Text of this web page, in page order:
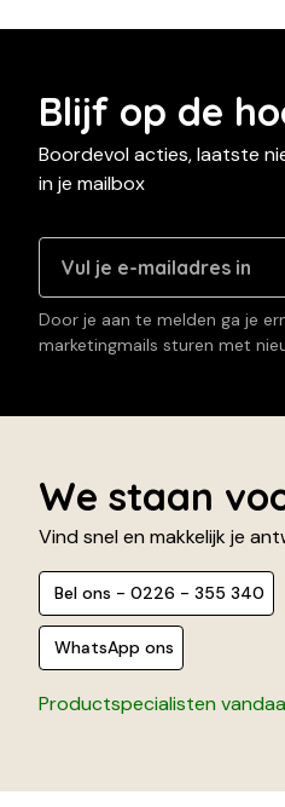
Blijf op de
Boordevol acties, laatste
in je mailbox
Door je aan te melden ga je
marketingmails sturen met
We staan
Vind snel en makkelijk je
Bel ons - 0226 - 355 340
WhatsApp ons
Productspecialisten